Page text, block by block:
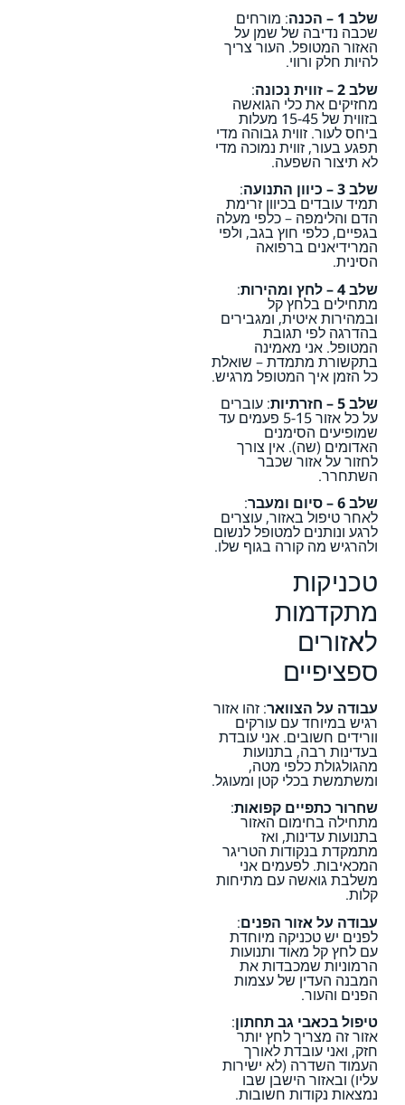
שלב 1 – הכנה : מורחים
שכבה נדיבה של שמן על
האזור המטופל. העור צריך
להיות חלק ורווי.
שלב 2 – זווית נכונה
:
מחזיקים את כלי הגואשה
בזווית של 15-45 מעלות
ביחס לעור. זווית גבוהה מדי
תפגע בעור, זווית נמוכה מדי
לא תיצור השפעה.
שלב 3 – כיוון התנועה
:
תמיד עובדים בכיוון זרימת
הדם והלימפה – כלפי מעלה
בגפיים, כלפי חוץ בגב, ולפי
המרידיאנים ברפואה
הסינית.
שלב 4 – לחץ ומהירות
:
מתחילים בלחץ קל
ובמהירות איטית, ומגבירים
בהדרגה לפי תגובת
המטופל. אני מאמינה
בתקשורת מתמדת – שואלת
כל הזמן איך המטופל מרגיש.
שלב 5 – חזרתיות
: עוברים
על כל אזור 5-15 פעמים עד
שמופיעים הסימנים
האדומים (שה). אין צורך
לחזור על אזור שכבר
השתחרר.
שלב 6 – סיום ומעבר
:
לאחר טיפול באזור, עוצרים
לרגע ונותנים למטופל לנשום
ולהרגיש מה קורה בגוף שלו.
טכניקות
מתקדמות
לאזורים
ספציפיים
עבודה על הצוואר: זהו אזור
רגיש במיוחד עם עורקים
וורידים חשובים. אני עובדת
בעדינות רבה, בתנועות
מהגולגולת כלפי מטה,
ומשתמשת בכלי קטן ומעוגל.
שחרור כתפיים קפואות:
מתחילה בחימום האזור
בתנועות עדינות, ואז
מתמקדת בנקודות הטריגר
המכאיבות. לפעמים אני
משלבת גואשה עם מתיחות
קלות.
עבודה על אזור הפנים:
לפנים יש טכניקה מיוחדת
עם לחץ קל מאוד ותנועות
הרמוניות שמכבדות את
המבנה העדין של עצמות
הפנים והעור.
טיפול בכאבי גב תחתון:
אזור זה מצריך לחץ יותר
חזק, ואני עובדת לאורך
העמוד השדרה (לא ישירות
עליו) ובאזור הישבן שבו
נמצאות נקודות חשובות.